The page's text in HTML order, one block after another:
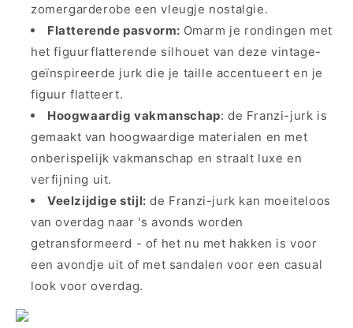
zomergarderobe een vleugje nostalgie.
Flatterende pasvorm: Omarm je rondingen met
het figuurflatterende silhouet van deze vintage-
geïnspireerde jurk die je taille accentueert en je
figuur flatteert.
Hoogwaardig vakmanschap: de Franzi-jurk is
gemaakt van hoogwaardige materialen en met
onberispelijk vakmanschap en straalt luxe en
verfijning uit.
Veelzijdige stijl: de Franzi-jurk kan moeiteloos
van overdag naar 's avonds worden
getransformeerd - of het nu met hakken is voor
een avondje uit of met sandalen voor een casual
look voor overdag.